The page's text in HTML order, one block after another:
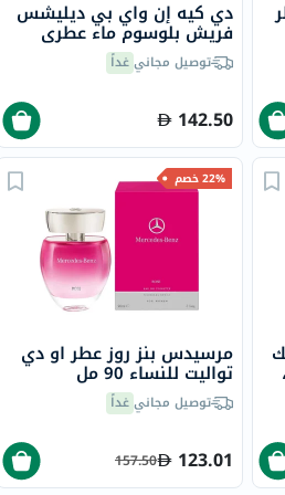
دي كيه إن واي بي ديليشس
فريش بلوسوم ماء عطري
للنساء - عطر زهري 100 مل
توصيل مجانيغداً
142.50
22% خصم
مرسيدس بنز روز عطر او دي
تواليت للنساء 90 مل
توصيل مجانيغداً
123.01
157.50